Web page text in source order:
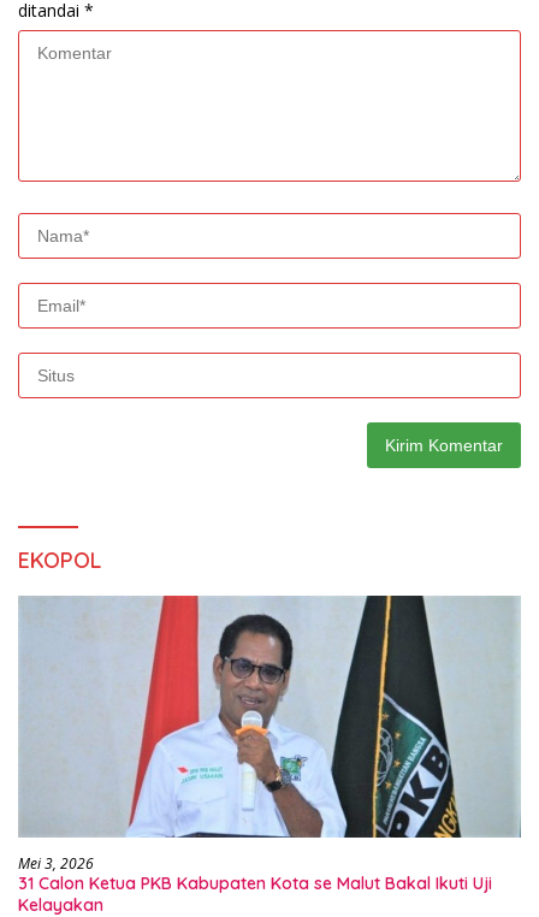
ditandai *
EKOPOL
Mei 3, 2026
31 Calon Ketua PKB Kabupaten Kota se Malut Bakal Ikuti Uji
Kelayakan